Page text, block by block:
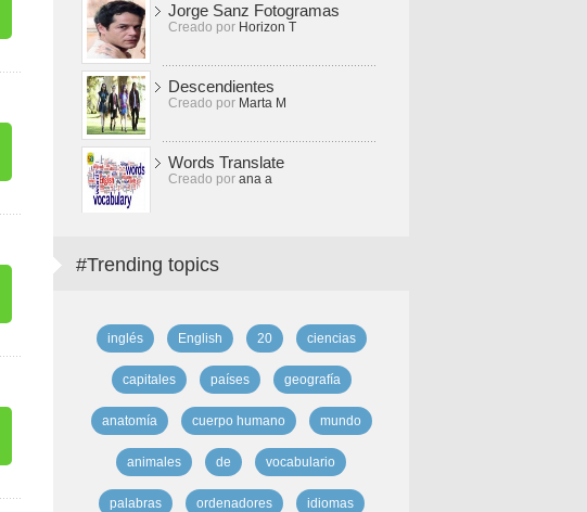
Jorge Sanz Fotogramas
Creado por Horizon T
Descendientes
Creado por Marta M
Words Translate
Creado por ana a
#Trending topics
inglés English 20 ciencias
capitales países geografía
anatomía cuerpo humano mundo
animales de vocabulario
palabras ordenadores idiomas